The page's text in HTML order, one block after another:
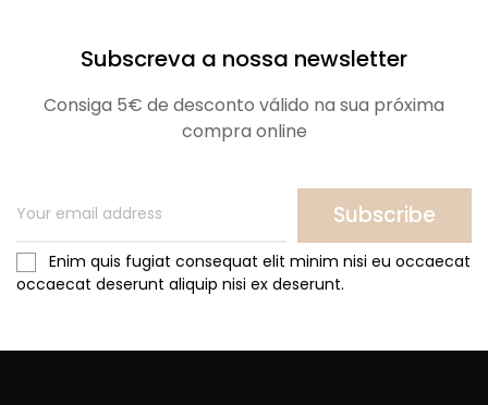
Subscreva a nossa newsletter
Consiga 5€ de desconto válido na sua próxima
compra online
Subscribe
Enim quis fugiat consequat elit minim nisi eu occaecat
occaecat deserunt aliquip nisi ex deserunt.